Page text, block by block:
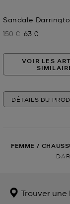
Sandale
Prix initial
150 € Prix actuel
63 €
VOIR LES
DÉTAILS DU
FEMME /
Trouver